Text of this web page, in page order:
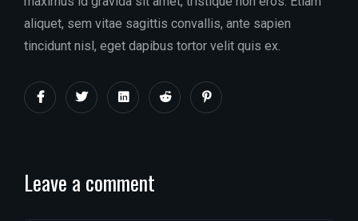
aliquet, sem vitae sagittis convallis, ante sapien
tincidunt nisl, eget dapibus tortor velit quis ex.
Leave a comment